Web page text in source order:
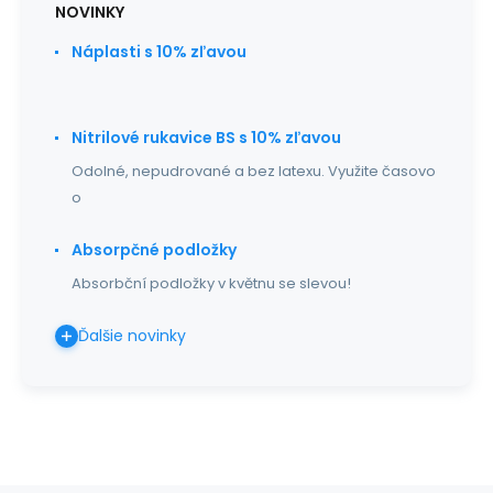
NOVINKY
Náplasti s 10% zľavou
Nitrilové rukavice BS s 10% zľavou
Odolné, nepudrované a bez latexu. Využite časovo
o
Absorpčné podložky
Absorbční podložky v květnu se slevou!
Ďalšie novinky